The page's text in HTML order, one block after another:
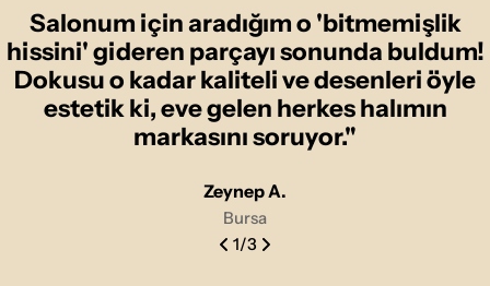
Salonum için aradığım o 'bitmemişlik
hissini' gideren parçayı sonunda buldum!
Dokusu o kadar kaliteli ve desenleri öyle
estetik ki, eve gelen herkes halımın
markasını soruyor."
Zeynep A.
Bursa
1/3